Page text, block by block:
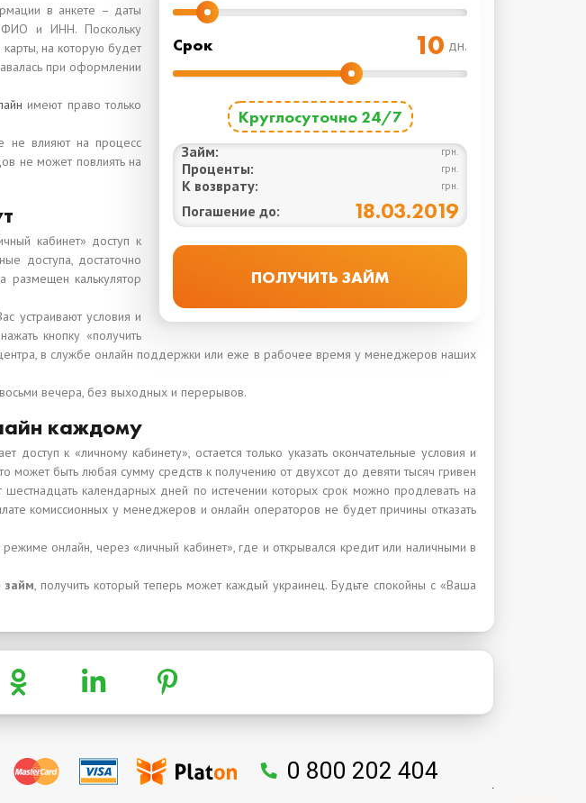
Срок дн.
Круглосуточно 24/7
Займ: грн.
Проценты: грн.
К возврату: грн.
Погашение до: 18.03.2019
в анкете – даты
ФИО и ИНН. Поскольку
на которую будет
при оформлении
имеют право только
не влияют на процесс
не может повлиять на
кабинет» доступ к
доступа, достаточно
калькулятор
устраивают условия и
кнопку «получить
в службе онлайн поддержки или еже в рабочее время у менеджеров наших
вечера, без выходных и перерывов.
каждому
доступ к «личному кабинету», остается только указать окончательные условия и
может быть любая сумму средств к получению от двухсот до девяти тысяч гривен
календарных дней по истечении которых срок можно продлевать на
комиссионных у менеджеров и онлайн операторов не будет причины отказать
онлайн, через «личный кабинет», где и открывался кредит или наличными в
займ, получить который теперь может каждый украинец. Будьте спокойны с «Ваша
0 800 202 404
.